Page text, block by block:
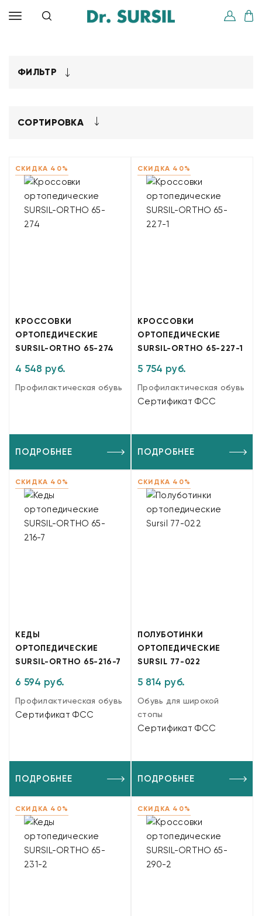
ФИЛЬТР
СОРТИРОВКА
СКИДКА 40%
КРОССОВКИ
ОРТОПЕДИЧЕСКИЕ
SURSIL-ORTHO 65-274
4 548 руб.
Профилактическая обувь
ПОДРОБНЕЕ
СКИДКА 40%
КРОССОВКИ
ОРТОПЕДИЧЕСКИЕ
SURSIL-ORTHO 65-227-1
5 754 руб.
Профилактическая обувь
Сертификат ФСС
ПОДРОБНЕЕ
СКИДКА 40%
КЕДЫ
ОРТОПЕДИЧЕСКИЕ
SURSIL-ORTHO 65-216-7
6 594 руб.
Профилактическая обувь
Сертификат ФСС
ПОДРОБНЕЕ
СКИДКА 40%
ПОЛУБОТИНКИ
ОРТОПЕДИЧЕСКИЕ
SURSIL 77-022
5 814 руб.
Обувь для широкой
стопы
Сертификат ФСС
ПОДРОБНЕЕ
СКИДКА 40% СКИДКА 40%